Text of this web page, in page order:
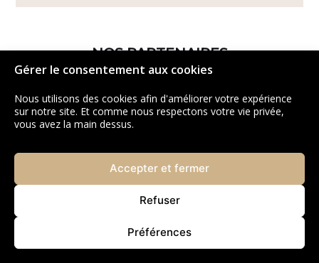
Gérer le consentement aux cookies
Nous utilisons des cookies afin d'améliorer votre expérience
sur notre site. Et comme nous respectons votre vie privée,
vous avez la main dessus.
Accepter et fermer
Refuser
Préférences
NOS PARTENAIRES